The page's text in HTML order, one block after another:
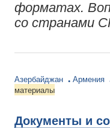
форматах.
со странами
Азербайджан Армения
материалы
Документы и